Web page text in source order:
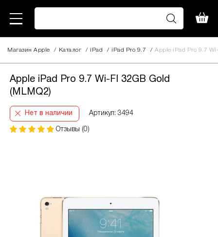
Магазин Apple / Каталог / iPad / iPad Pro 9.7 / Apple iPad Pro 9.7
Apple iPad Pro 9.7 Wi-FI 32GB Gold
(MLMQ2)
Нет в наличии Артикул: 3494
Отзывы (0)